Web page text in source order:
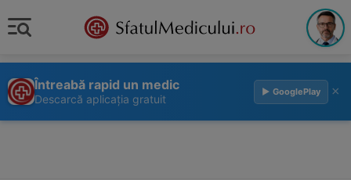
Întreabă rapid un medic
Descarcă aplicația gratuit
▶ GooglePlay ×